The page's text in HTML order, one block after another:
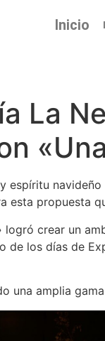
Inicio
La
espíritu
esta propuesta
logró crear un
de los días de
una amplia